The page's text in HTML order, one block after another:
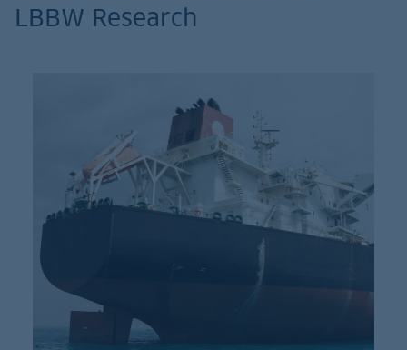
LBBW Research